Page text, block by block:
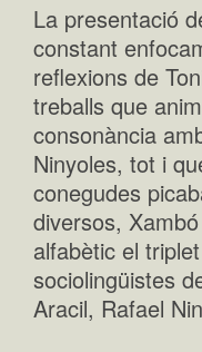
La presentació
constant
reflexions de
treballs que
consonància
Ninyoles, tot i
conegudes
diversos,
alfabètic el
sociolingüistes
Aracil, Rafael